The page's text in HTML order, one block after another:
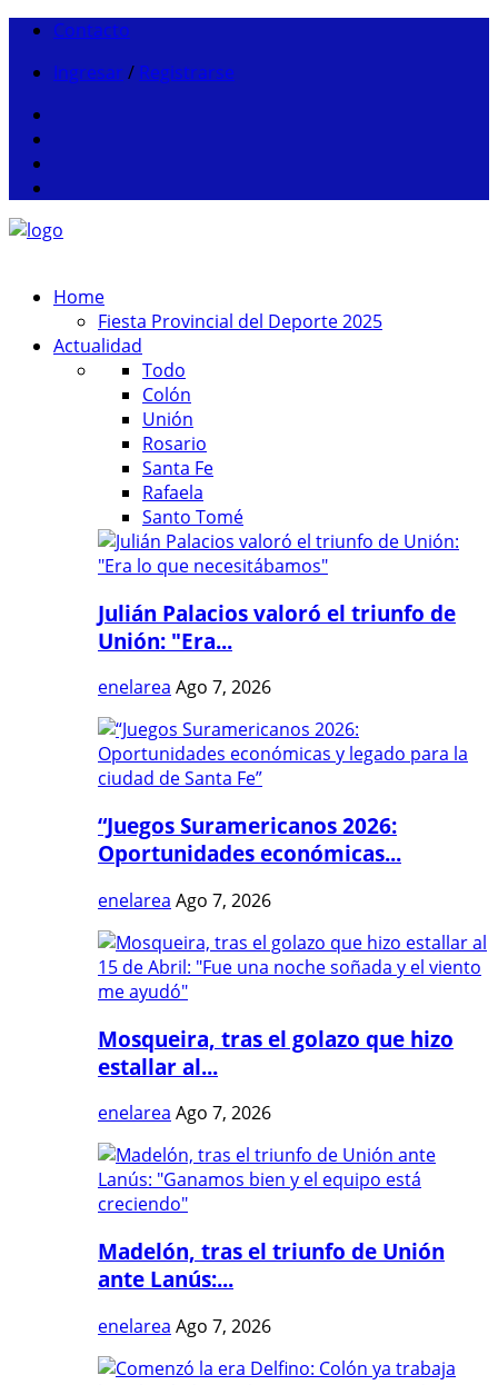
Contacto
Ingresar / Registrarse
Home
Fiesta Provincial del Deporte 2025
Actualidad
Todo
Colón
Unión
Rosario
Santa Fe
Rafaela
Santo Tomé
Julián Palacios valoró el triunfo de
Unión: "Era...
enelarea Ago 7, 2026
“Juegos Suramericanos 2026:
Oportunidades económicas...
enelarea Ago 7, 2026
Mosqueira, tras el golazo que hizo
estallar al...
enelarea Ago 7, 2026
Madelón, tras el triunfo de Unión
ante Lanús:...
enelarea Ago 7, 2026